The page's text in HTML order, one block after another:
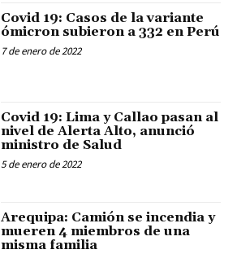
Covid 19: Casos de la variante
ómicron subieron a 332 en Perú
7 de enero de 2022
Covid 19: Lima y Callao pasan al
nivel de Alerta Alto, anunció
ministro de Salud
5 de enero de 2022
Arequipa: Camión se incendia y
mueren 4 miembros de una
misma familia